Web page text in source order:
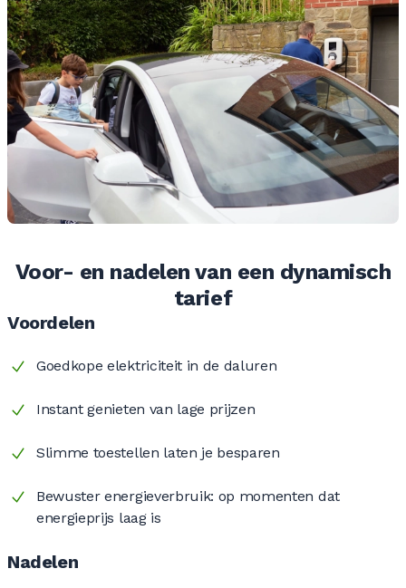
Voor- en nadelen van een dynamisch
tarief
Voordelen
Goedkope elektriciteit in de daluren
Instant genieten van lage prijzen
Slimme toestellen laten je besparen
Bewuster energieverbruik: op momenten dat
energieprijs laag is
Nadelen